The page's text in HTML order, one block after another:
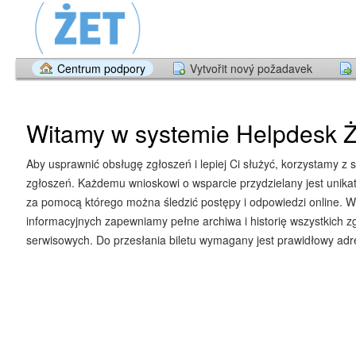
Centrum podpory Vytvořit nový požadavek
Witamy w systemie Helpdesk
Aby usprawnić obsługę zgłoszeń i lepiej Ci służyć, korzystamy z
zgłoszeń. Każdemu wnioskowi o wsparcie przydzielany jest
za pomocą którego można śledzić postępy i odpowiedzi online.
informacyjnych zapewniamy pełne archiwa i historię wszystkich
serwisowych. Do przesłania biletu wymagany jest prawidłowy